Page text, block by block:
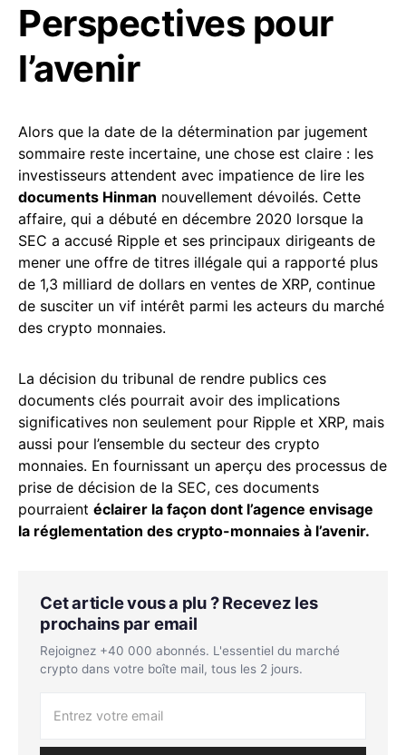
Perspectives pour
l’avenir
Alors que la date de la détermination par jugement
sommaire reste incertaine, une chose est claire : les
investisseurs attendent avec impatience de lire les
documents Hinman nouvellement dévoilés. Cette
affaire, qui a débuté en décembre 2020 lorsque la
SEC a accusé Ripple et ses principaux dirigeants de
mener une offre de titres illégale qui a rapporté plus
de 1,3 milliard de dollars en ventes de XRP, continue
de susciter un vif intérêt parmi les acteurs du marché
des crypto monnaies.
La décision du tribunal de rendre publics ces
documents clés pourrait avoir des implications
significatives non seulement pour Ripple et XRP, mais
aussi pour l’ensemble du secteur des crypto
monnaies. En fournissant un aperçu des processus de
prise de décision de la SEC, ces documents
pourraient éclairer la façon dont l’agence envisage
la réglementation des crypto-monnaies à l’avenir.
Cet article vous a plu ? Recevez les
prochains par email
Rejoignez +40 000 abonnés. L'essentiel du marché
crypto dans votre boîte mail, tous les 2 jours.